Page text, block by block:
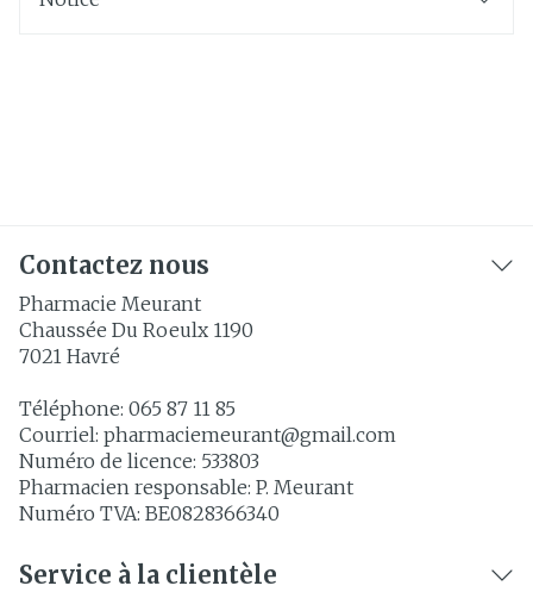
Contactez nous
Pharmacie Meurant
Chaussée Du Roeulx 1190
7021 Havré
Téléphone: 065 87 11 85
Courriel: pharmaciemeurant@gmail.com
Numéro de licence: 533803
Pharmacien responsable: P. Meurant
Numéro TVA: BE0828366340
Service à la clientèle